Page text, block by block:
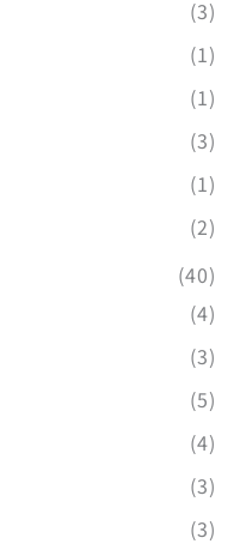
(3)
(1)
(1)
(3)
(1)
(2)
(40)
(4)
(3)
(5)
(4)
(3)
(3)